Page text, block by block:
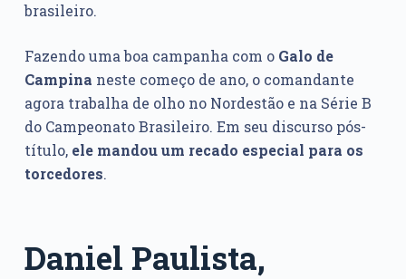
brasileiro.
Fazendo uma boa campanha com o Galo de
Campina neste começo de ano, o comandante
agora trabalha de olho no Nordestão e na Série B
do Campeonato Brasileiro. Em seu discurso pós-
título, ele mandou um recado especial para os
torcedores.
Daniel Paulista,